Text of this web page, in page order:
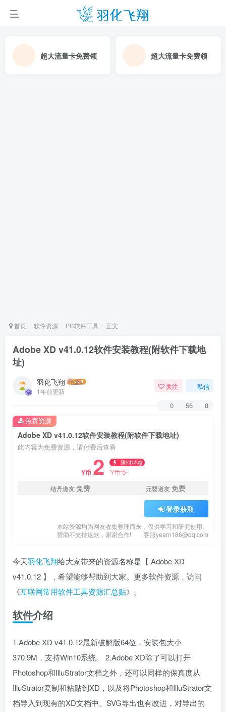
超大流量卡免费领 超大流量卡免费领
首页 软件资源 PC软件工具 正文
Adobe XD v41.0.12软件安装教程(附软件下载地
址)
羽化飞翔
1年前更新
关注 私信
0 56 8
Adobe XD v41.0.12软件安装教程(附软件下载地址)
此内容为免费资源，请付费后查看
Y币 2 限时特惠
Y币5
结丹道友免费 元婴道友免费
登录获取
本站资源均为网友收集整理而来，仅供学习和研究使用。
赞助不支持退款，谢谢合作!
客服yearn186@qq.com
免费资源
今天羽化飞翔给大家带来的资源名称是【 Adobe XD
v41.0.12 】，希望能够帮助到大家。更多软件资源，访问
《互联网常用软件工具资源汇总贴》。
软件介绍
1.Adobe XD v41.0.12最新破解版64位，安装包大小
370.9M，支持Win10系统。 2.Adobe XD除了可以打开
Photoshop和IlluStrator文档之外，还可以同样的保真度从
IlluStrator复制和粘贴到XD，以及将Photoshop和IlluStrator文
档导入到现有的XD文档中。SVG导出也有改进，对导出的